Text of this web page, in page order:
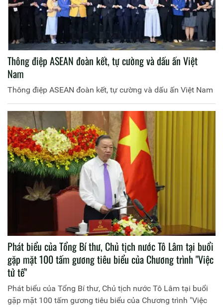
Thông điệp ASEAN đoàn kết, tự cường và dấu ấn Việt
Nam
Thông điệp ASEAN đoàn kết, tự cường và dấu ấn Việt Nam
Phát biểu của Tổng Bí thư, Chủ tịch nước Tô Lâm tại buổi
gặp mặt 100 tấm gương tiêu biểu của Chương trình "Việc
tử tế"
Phát biểu của Tổng Bí thư, Chủ tịch nước Tô Lâm tại buổi
gặp mặt 100 tấm gương tiêu biểu của Chương trình "Việc